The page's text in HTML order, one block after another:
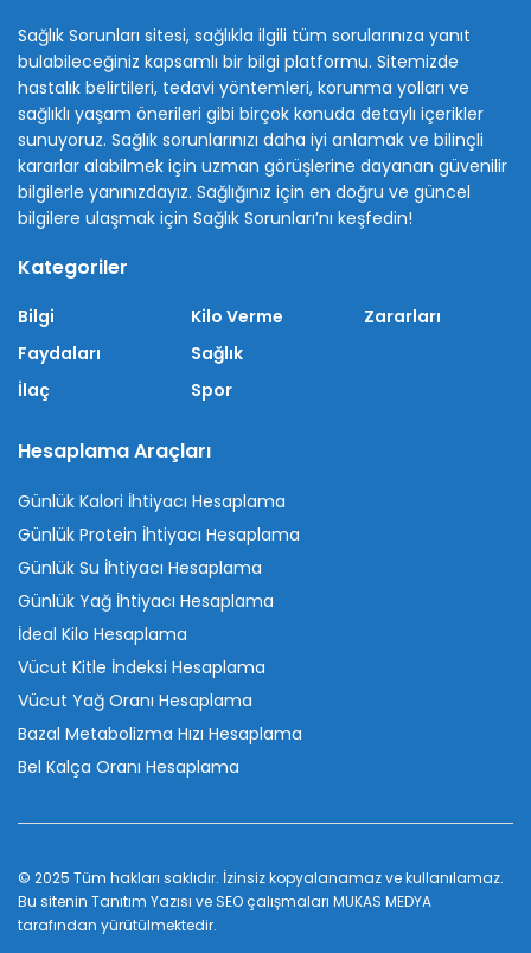
Sağlık Sorunları sitesi, sağlıkla ilgili tüm sorularınıza yanıt
bulabileceğiniz kapsamlı bir bilgi platformu. Sitemizde
hastalık belirtileri, tedavi yöntemleri, korunma yolları ve
sağlıklı yaşam önerileri gibi birçok konuda detaylı içerikler
sunuyoruz. Sağlık sorunlarınızı daha iyi anlamak ve bilinçli
kararlar alabilmek için uzman görüşlerine dayanan güvenilir
bilgilerle yanınızdayız. Sağlığınız için en doğru ve güncel
bilgilere ulaşmak için Sağlık Sorunları’nı keşfedin!
Kategoriler
Bilgi
Faydaları
İlaç
Kilo Verme
Sağlık
Spor
Zararları
Hesaplama Araçları
Günlük Kalori İhtiyacı Hesaplama
Günlük Protein İhtiyacı Hesaplama
Günlük Su İhtiyacı Hesaplama
Günlük Yağ İhtiyacı Hesaplama
İdeal Kilo Hesaplama
Vücut Kitle İndeksi Hesaplama
Vücut Yağ Oranı Hesaplama
Bazal Metabolizma Hızı Hesaplama
Bel Kalça Oranı Hesaplama
© 2025 Tüm hakları saklıdır. İzinsiz kopyalanamaz ve kullanılamaz.
Bu sitenin Tanıtım Yazısı ve SEO çalışmaları MUKAS MEDYA
tarafından yürütülmektedir.